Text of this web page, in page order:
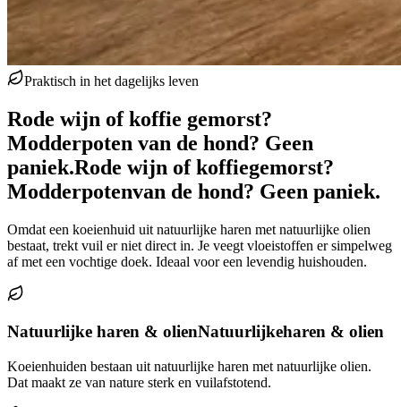
Praktisch in het dagelijks leven
Rode wijn of koffie gemorst?
Modderpoten van de hond? Geen
paniek.Rode wijn of koffiegemorst?
Modderpotenvan de hond? Geen paniek.
Omdat een koeienhuid uit natuurlijke haren met natuurlijke olien
bestaat, trekt vuil er niet direct in. Je veegt vloeistoffen er simpelweg
af met een vochtige doek. Ideaal voor een levendig huishouden.
Natuurlijke haren & olienNatuurlijkeharen & olien
Koeienhuiden bestaan uit natuurlijke haren met natuurlijke olien.
Dat maakt ze van nature sterk en vuilafstotend.